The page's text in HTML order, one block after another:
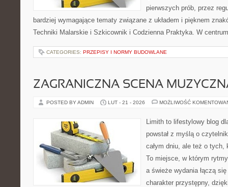
pierwszych prób, przez
bardziej wymagające tematy związane z układem i pięknem
Techniki Malarskie i Szkicownik i Codzienna Praktyka. W
CATEGORIES: PRZEPISY I NORMY BUDOWLANE
ZAGRANICZNA SCENA
POSTED BY ADMIN LUT - 21 - 2026 MOŻLIWOŚĆ
Limith to lifestylowy blog
powstał z myślą o
całym dniu, ale też o
To miejsce, w którym
a świeże wydania łączą
charakter przystępny,